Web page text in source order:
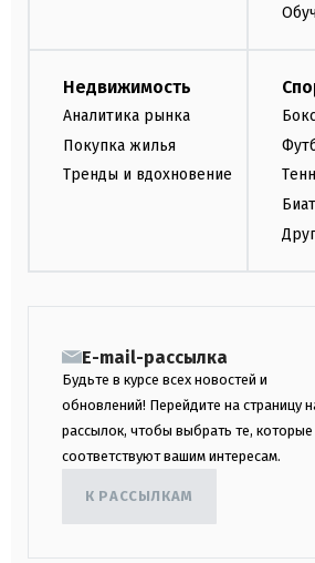
Недвижимость
Аналитика рынка
Покупка жилья
Тренды и вдохновение
Бокс
E-mail-рассылка
Будьте в курсе всех новостей и
обновлений! Перейдите на страницу
рассылок, чтобы выбрать те, которые
соответствуют вашим интересам.
К РАССЫЛКАМ